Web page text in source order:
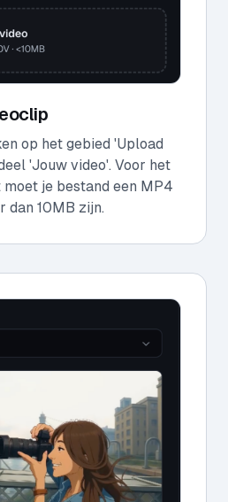
op het gebied 'Upload
'Jouw video'. Voor het
je bestand een MP4
dan 10MB zijn.